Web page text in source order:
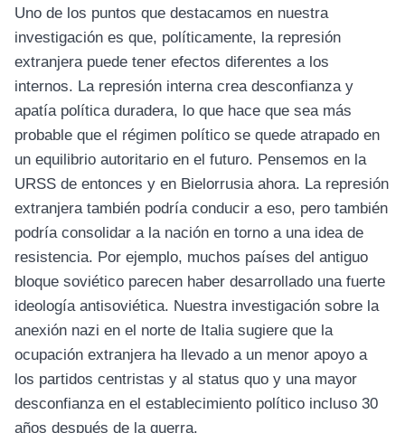
Uno de los puntos que destacamos en nuestra
investigación es que, políticamente, la represión
extranjera puede tener efectos diferentes a los
internos. La represión interna crea desconfianza y
apatía política duradera, lo que hace que sea más
probable que el régimen político se quede atrapado en
un equilibrio autoritario en el futuro. Pensemos en la
URSS de entonces y en Bielorrusia ahora. La represión
extranjera también podría conducir a eso, pero también
podría consolidar a la nación en torno a una idea de
resistencia. Por ejemplo, muchos países del antiguo
bloque soviético parecen haber desarrollado una fuerte
ideología antisoviética. Nuestra investigación sobre la
anexión nazi en el norte de Italia sugiere que la
ocupación extranjera ha llevado a un menor apoyo a
los partidos centristas y al status quo y una mayor
desconfianza en el establecimiento político incluso 30
años después de la guerra.